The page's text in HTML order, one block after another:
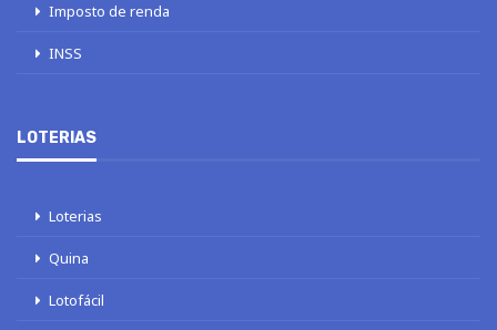
Imposto de renda
INSS
LOTERIAS
Loterias
Quina
Lotofácil